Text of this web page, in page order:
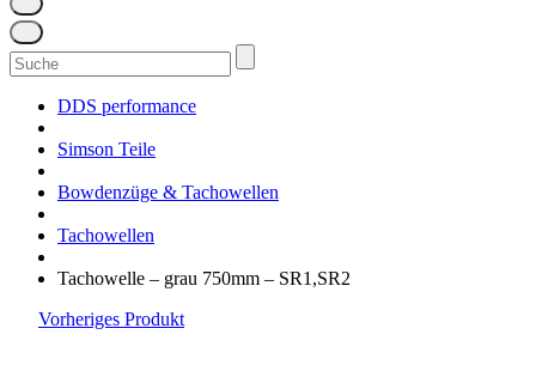
Suchen
nach:
DDS performance
Simson Teile
Bowdenzüge & Tachowellen
Tachowellen
Tachowelle – grau 750mm – SR1,SR2
Vorheriges Produkt